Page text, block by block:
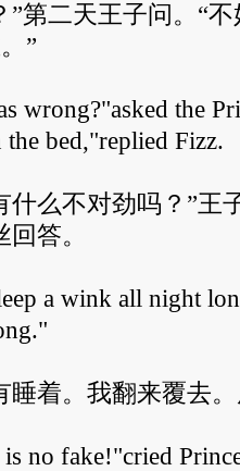
二天王子问。“不
”
the
bed,"replied Fizz.
么不对劲吗？”王
答。
a wink all night
着。我翻来覆去。
fake!"cried